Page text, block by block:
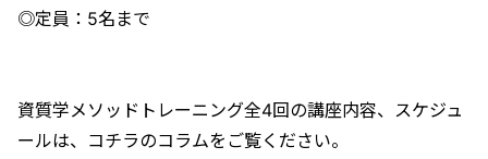
◎定員：5名まで
資質学メソッドトレーニング全4回の講座内容、スケジュ
ールは、コチラのコラムをご覧ください。